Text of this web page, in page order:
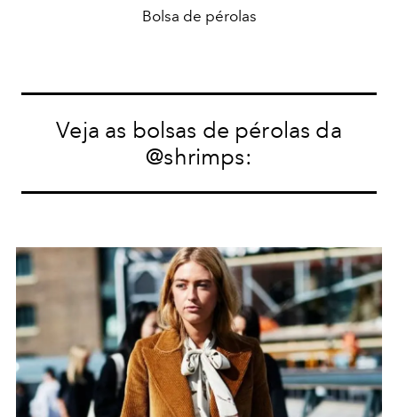
Bolsa de pérolas
Veja as bolsas de pérolas da
@shrimps: